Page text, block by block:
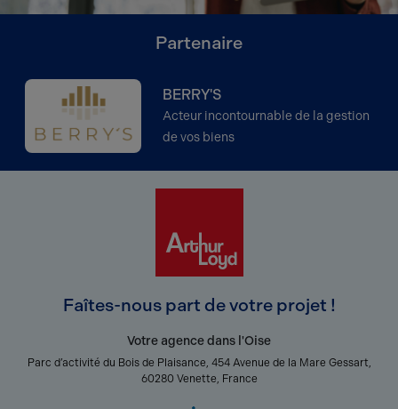
Partenaire
BERRY'S
Acteur incontournable de la gestion
de vos biens
Faîtes-nous part de votre projet !
Votre agence dans l'Oise
Parc d’activité du Bois de Plaisance, 454 Avenue de la Mare Gessart,
60280 Venette, France